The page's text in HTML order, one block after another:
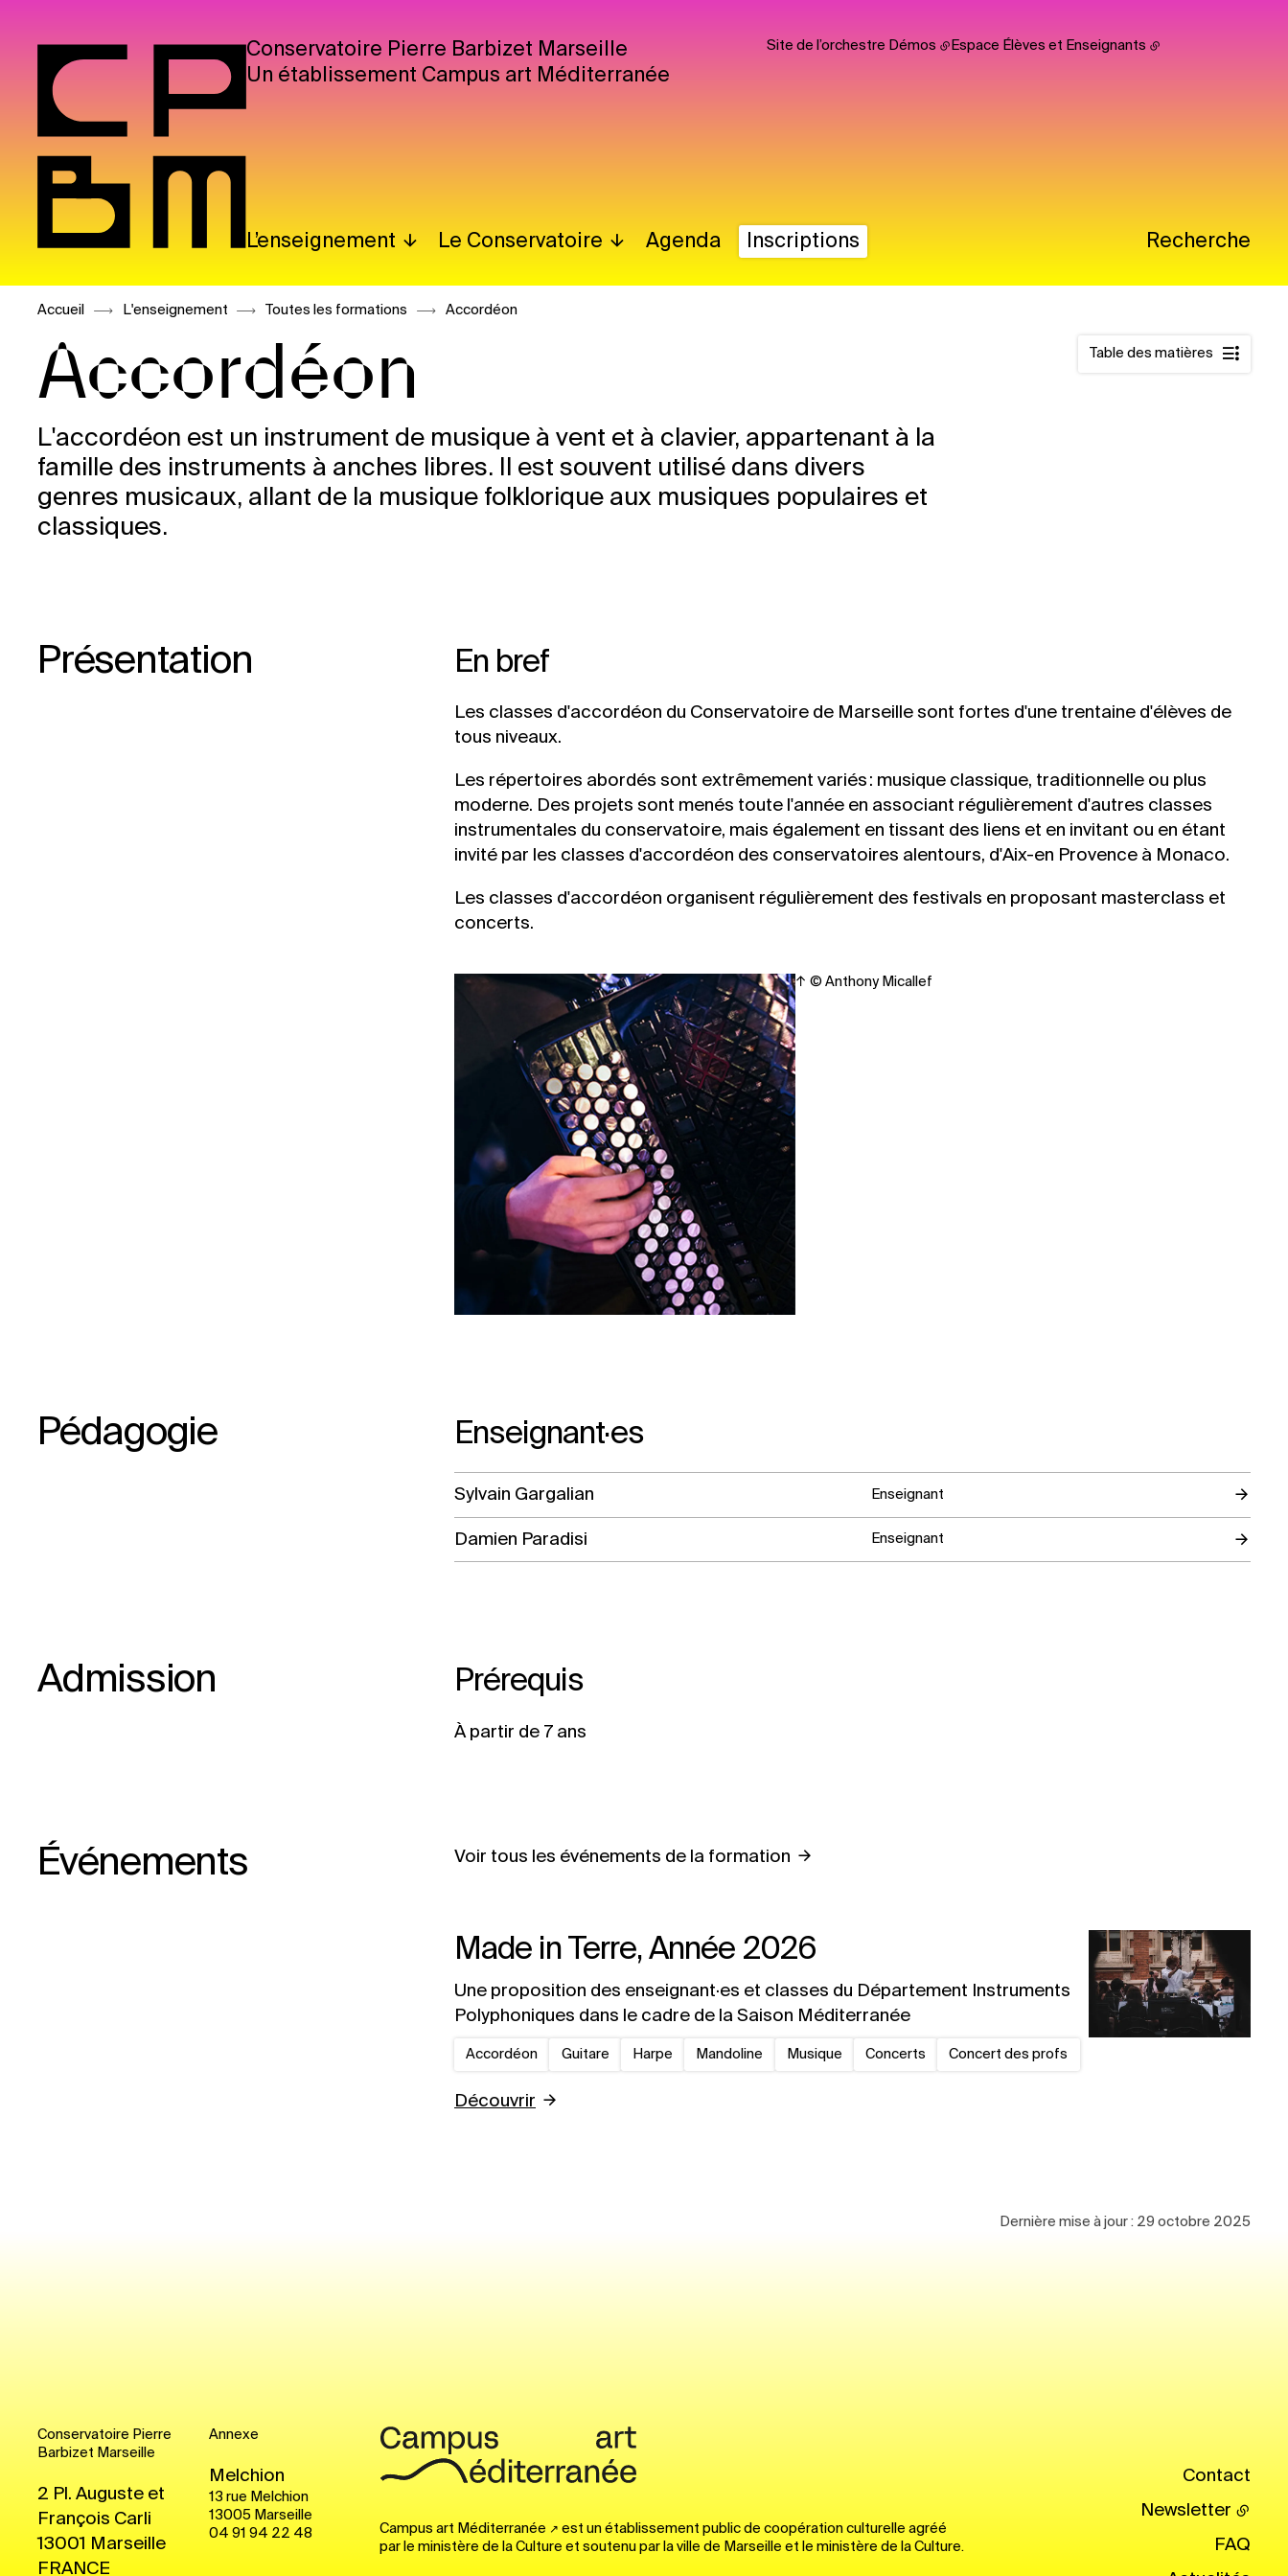
Conservatoire Pierre Barbizet Marseille
Un établissement Campus art Méditerranée
Site de l’orchestre Démos Espace Élèves et Enseignants
L’enseignement Le Conservatoire Agenda Inscriptions Recherche
Accueil L'enseignement Toutes les formations Accordéon
Accordéon
L'accordéon est un instrument de musique à vent et à clavier, appartenant à la
famille des instruments à anches libres. Il est souvent utilisé dans divers
genres musicaux, allant de la musique folklorique aux musiques populaires et
classiques.
Table des matières
Présentation
Agrandir Droits réservés :
© Anthony Micallef
En bref
Les classes d'accordéon du Conservatoire de Marseille sont fortes d'une trentaine d'élèves de
tous niveaux.
Les répertoires abordés sont extrêmement variés : musique classique, traditionnelle ou plus
moderne. Des projets sont menés toute l'année en associant régulièrement d'autres classes
instrumentales du conservatoire, mais également en tissant des liens et en invitant ou en étant
invité par les classes d'accordéon des conservatoires alentours, d'Aix-en Provence à Monaco.
Les classes d'accordéon organisent régulièrement des festivals en proposant masterclass et
concerts.
Pédagogie Enseignant·es
Sylvain Gargalian Enseignant
Damien Paradisi Enseignant
Admission Prérequis
À partir de 7 ans
Événements Voir tous les événements de la formation
Made in Terre, Année 2026
Une proposition des enseignant·es et classes du Département Instruments
Polyphoniques dans le cadre de la Saison Méditerranée
Accordéon Guitare Harpe Mandoline Musique Concerts Concert des profs
Découvrir
Dernière mise à jour : 29 octobre 2025
Conservatoire Pierre
Barbizet Marseille
2 Pl. Auguste et
François Carli
13001
Marseille
FRANCE
Annexe
Melchion
13 rue Melchion
13005 Marseille
04 91 94 22 48
Campus art Méditerranée
est un établissement public de coopération culturelle agréé
par le ministère de la Culture et soutenu par la ville de Marseille et le ministère de la Culture.
Contact
Newsletter
FAQ